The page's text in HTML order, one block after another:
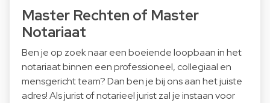
Master Rechten of Master
Notariaat
Ben je op zoek naar een boeiende loopbaan in het
notariaat binnen een professioneel, collegiaal en
mensgericht team? Dan ben je bij ons aan het juiste
adres! Als jurist of notarieel jurist zal je instaan voor